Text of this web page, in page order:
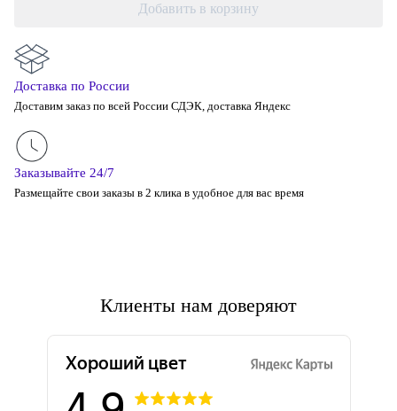
Добавить в корзину
Доставка по России
Доставим заказ по всей России СДЭК, доставка Яндекс
Заказывайте 24/7
Размещайте свои заказы в 2 клика в удобное для вас время
Клиенты нам доверяют